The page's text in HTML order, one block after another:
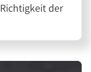
der